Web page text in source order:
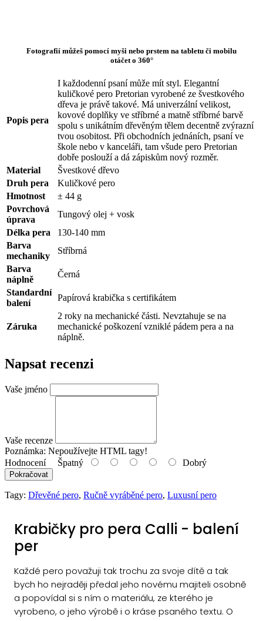
Fotografií můžeš pomocí myši nebo prstem na tabletu či mobilu
otáčet o 360°
Popis pera
I každodenní psaní může mít styl. Elegantní
kuličkové pero Pretorian vyrobené ze švestkového
dřeva je právě takové. Má univerzální velikost,
kovové doplňky ve stříbrné a matně stříbrné barvě
spolu s unikátním dřevěným tělem decentně zvýrazní
tvou osobitost. Při obchodních jednáních, psaní ve
škole nebo v kanceláři, tam všude pero Pretorian
dobře poslouží a dá zápiskům nový rozměr.
Material
Švestkové dřevo
Druh pera
Kuličkové pero
Hmotnost
± 44 g
Povrchová
úprava
Tungový olej + vosk
Délka pera
130-140 mm
Barva
mechaniky
Stříbrná
Barva
náplně
Černá
Standardní
balení
Papírová krabička s certifikátem
Záruka
2 roky na mechanické části. Nevztahuje se na
mechanické poškození vzniklé pádem pera a na
náplně.
Napsat recenzi
Vaše jméno
Vaše recenze
Poznámka: Nepoužívejte HTML tagy!
HodnoceníŠpatný Dobrý
Pokračovat
Tagy: Dřevěné pero, Ručně vyráběné pero, Luxusní pero